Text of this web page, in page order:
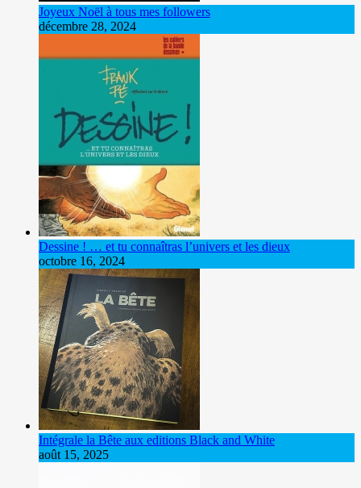
Joyeux Noël à tous mes followers
décembre 28, 2024
Dessine ! … et tu connaîtras l’univers et les dieux
octobre 16, 2024
Intégrale la Bête aux editions Black and White
août 15, 2025